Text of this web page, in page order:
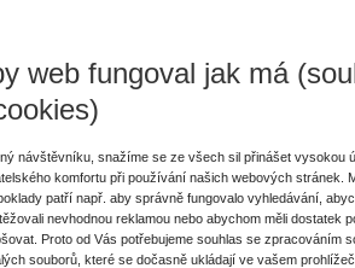
koupi zboží
Naděžda Rozehnalová,Klára
Tereza Kyselovská,Radovan
Filip Černý,Tomáš Mach,David
Sehnálek,Jiří Valdhans,Eliška
Fischerová ,Ivan Cisár
web fungoval jak má
návštěvníku, snažíme se ze všech sil přinášet vysokou
komfortu při používání našich webových stránek.
patří např. aby správně fungovalo vyhledávání,
nevhodnou reklamou nebo abychom měli dostatek
Proto od Vás potřebujeme souhlas se zpracováním
souborů, které se dočasně ukládají ve vašem